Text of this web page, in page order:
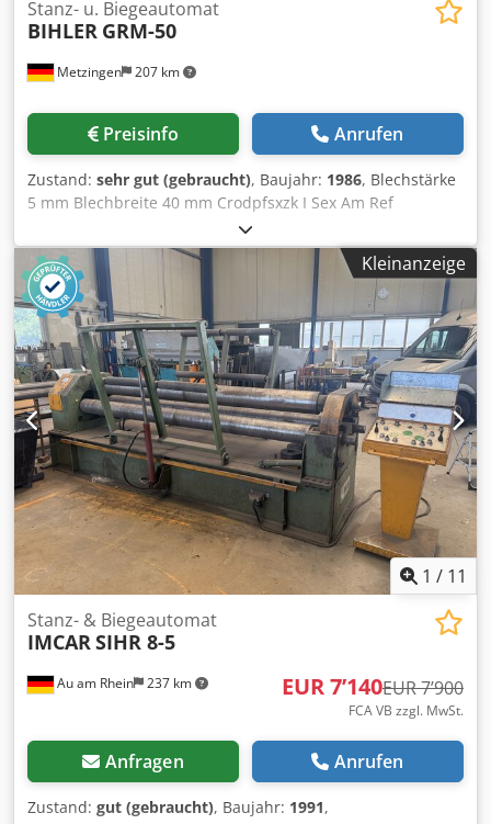
im individuellen Angebot
Metzingen 207 km
Stanz- u. Biegeautomat
BIHLER GRM-50
Preisinfo Anrufen
Zustand: sehr gut (gebraucht), Baujahr: 1986, Blechstärke
5 mm Blechbreite 40 mm Crodpfsxzk I Sex Am Ref
Kleinanzeige
1 / 11
Au am Rhein 237 km
Stanz- & Biegeautomat
IMCARSIHR 8-5
EUR 7’140EUR 7’900
FCA VB zzgl. MwSt.
Anfragen Anrufen
Zustand: gut (gebraucht), Baujahr: 1991,